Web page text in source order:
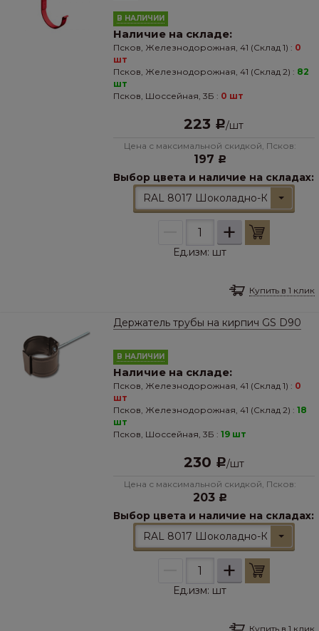
В НАЛИЧИИ
Наличие на складе:
Псков, Железнодорожная, 41 (Склад 1) : 0
шт
Псков, Железнодорожная, 41 (Склад 2) : 82
шт
Псков, Шоссейная, 3Б : 0 шт
223 Р/шт
Цена с максимальной скидкой, Псков:
197 Р
Выбор цвета и наличие на складах:
RAL 8017 Шоколадно-
+
Ед.изм: шт
Купить в 1 клик
Держатель трубы на кирпич GS D90
В НАЛИЧИИ
Наличие на складе:
Псков, Железнодорожная, 41 (Склад 1) : 0
шт
Псков, Железнодорожная, 41 (Склад 2) : 18
шт
Псков, Шоссейная, 3Б : 19 шт
230 Р/шт
Цена с максимальной скидкой, Псков:
203 Р
Выбор цвета и наличие на складах:
RAL 8017 Шоколадно-
+
Ед.изм: шт
Купить в 1 клик